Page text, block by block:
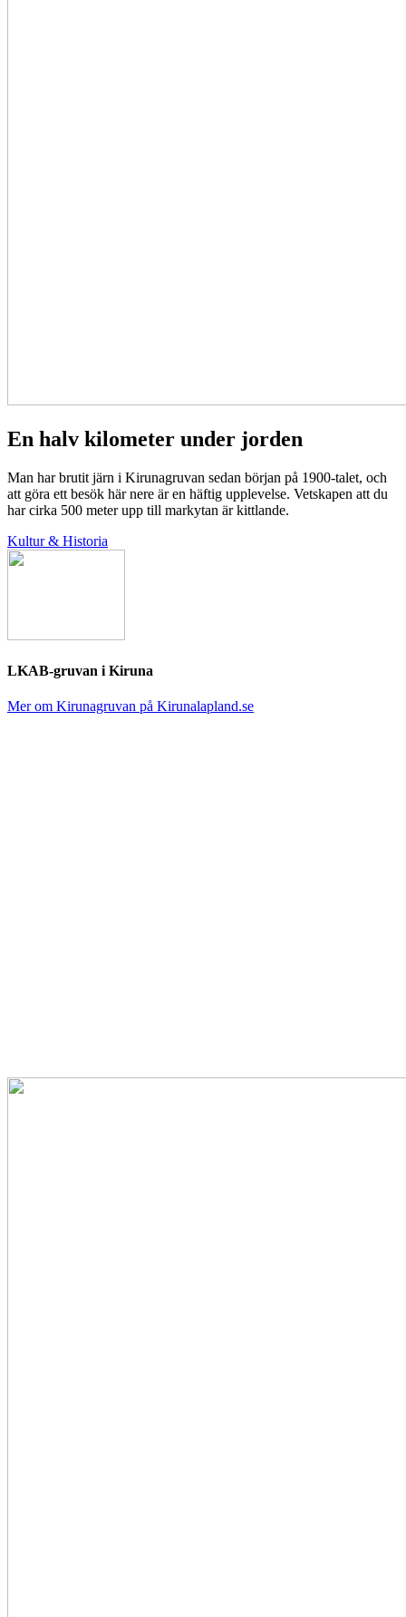
En halv kilometer under jorden
Man har brutit järn i Kirunagruvan sedan början på 1900-talet, och
att göra ett besök här nere är en häftig upplevelse. Vetskapen att du
har cirka 500 meter upp till markytan är kittlande.
Kultur & Historia
LKAB-gruvan i Kiruna
Mer om Kirunagruvan på Kirunalapland.se